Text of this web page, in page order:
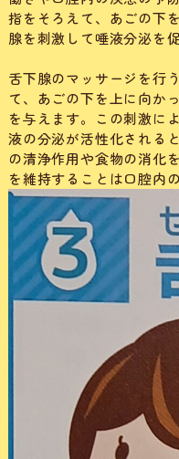
指をそろえて、あごの下
腺を刺激して唾液分泌を
舌下腺のマッサージを行
て、あごの下を上に向か
を与えます。この刺激に
液の分泌が活性化される
の清浄作用や食物の消化
を維持することは口腔内